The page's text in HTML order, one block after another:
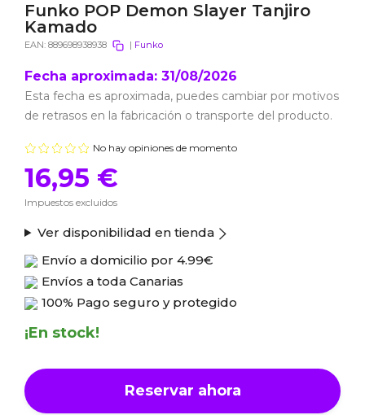
Funko POP Demon Slayer Tanjiro
Kamado
EAN: 889698938938 | Funko
Fecha aproximada: 31/08/2026
Esta fecha es aproximada, puedes cambiar por motivos
de retrasos en la fabricación o transporte del producto.
No hay opiniones de momento
16,95 €
Impuestos excluidos
Ver disponibilidad en tienda
Envío a domicilio por 4.99€
Envíos a toda Canarias
100% Pago seguro y protegido
¡En stock!
Reservar ahora